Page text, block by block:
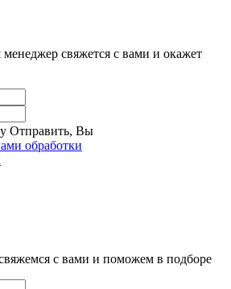
свяжется с вами и окажет
Отправить, Вы
обработки
с вами и поможем в подборе